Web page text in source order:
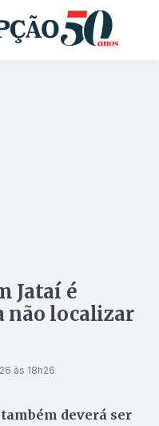
Jataí é
não localizar
às 18h26
deverá ser